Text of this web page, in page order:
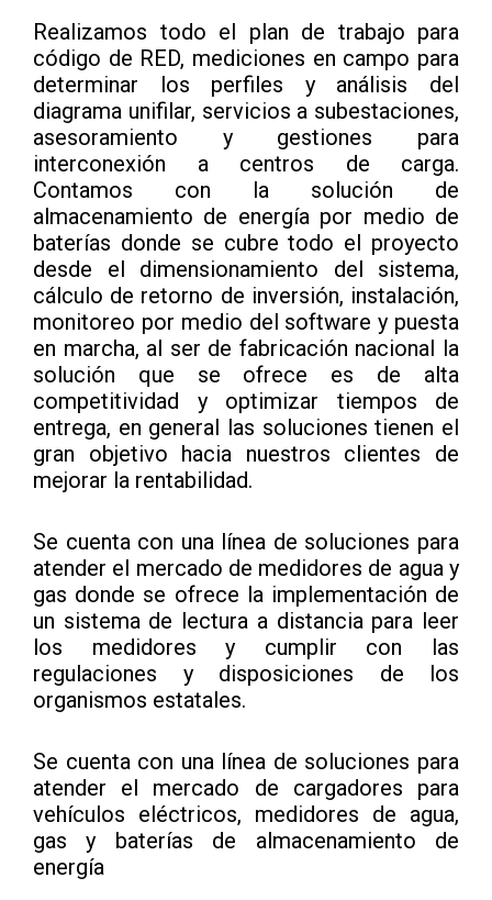
Realizamos todo el plan de trabajo para
código de RED, mediciones en campo para
determinar los perfiles y análisis del
diagrama unifilar, servicios a subestaciones,
asesoramiento y gestiones para
interconexión a centros de carga.
Contamos con la solución de
almacenamiento de energía por medio de
baterías donde se cubre todo el proyecto
desde el dimensionamiento del sistema,
cálculo de retorno de inversión, instalación,
monitoreo por medio del software y puesta
en marcha, al ser de fabricación nacional la
solución que se ofrece es de alta
competitividad y optimizar tiempos de
entrega, en general las soluciones tienen el
gran objetivo hacia nuestros clientes de
mejorar la rentabilidad.
Se cuenta con una línea de soluciones para
atender el mercado de medidores de agua y
gas donde se ofrece la implementación de
un sistema de lectura a distancia para leer
los medidores y cumplir con las
regulaciones y disposiciones de los
organismos estatales.
Se cuenta con una línea de soluciones para
atender el mercado de cargadores para
vehículos eléctricos, medidores de agua,
gas y baterías de almacenamiento de
energía